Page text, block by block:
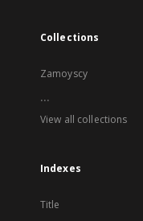
Collections
Zamoyscy
...
View all collections
Indexes
Title